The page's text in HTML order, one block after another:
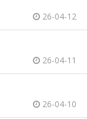
26-04-12
26-04-11
26-04-10